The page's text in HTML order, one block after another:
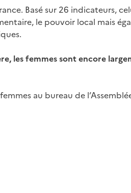
Basé sur 26 indicateurs,
le pouvoir local mais
les femmes sont encore
au bureau de